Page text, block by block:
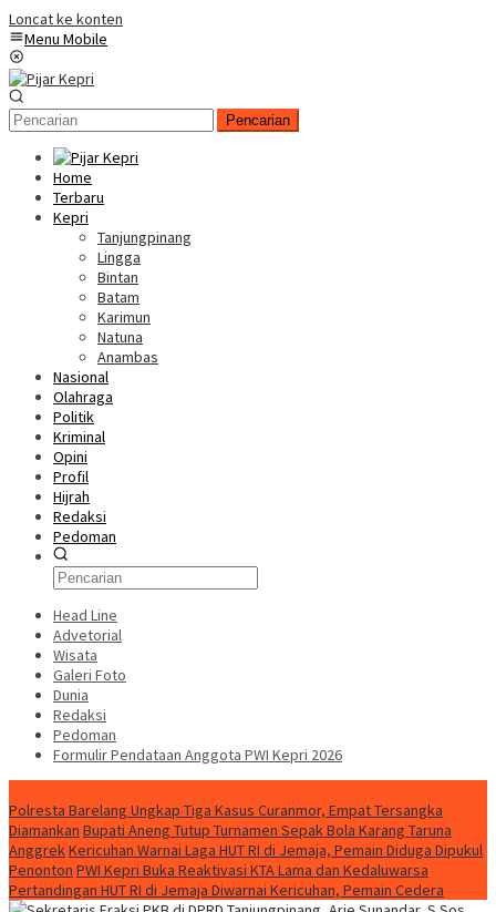
Loncat ke konten
Menu Mobile
Pencarian
Home
Terbaru
Kepri
Tanjungpinang
Lingga
Bintan
Batam
Karimun
Natuna
Anambas
Nasional
Olahraga
Politik
Kriminal
Opini
Profil
Hijrah
Redaksi
Pedoman
Head Line
Advetorial
Wisata
Galeri Foto
Dunia
Redaksi
Pedoman
Formulir Pendataan Anggota PWI Kepri 2026
Polresta Barelang Ungkap Tiga Kasus Curanmor, Empat Tersangka
Diamankan Bupati Aneng Tutup Turnamen Sepak Bola Karang Taruna
AnggrekKericuhan Warnai Laga HUT RI di Jemaja, Pemain Diduga Dipukul
Penonton PWI Kepri Buka Reaktivasi KTA Lama dan Kedaluwarsa
Pertandingan HUT RI di Jemaja Diwarnai Kericuhan, Pemain Cedera